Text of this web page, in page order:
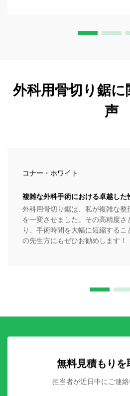
外科用骨切り鋸
声
コナー・ホワイト
複雑な外科手術における卓越した
外科用骨切り鋸は、私が複雑な整
を一変させました。その高精度さ
り、手術時間を大幅に短縮する
の先生方にもぜひお勧めします！
無料見積もりを
担当者が近日中にご連絡